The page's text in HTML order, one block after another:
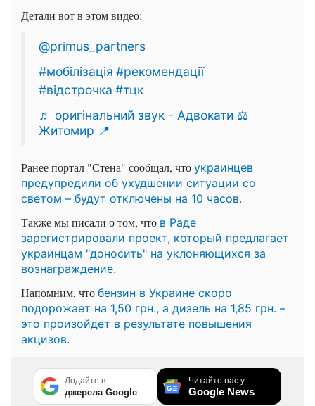
Детали вот в этом видео:
@primus_partners
#мобілізація #рекомендації
#відстрочка #тцк
♬ оригінальний звук - Адвокати ⚖️
Житомир 📍
Ранее портал "Стена" сообщал, что украинцев
предупредили об ухудшении ситуации со
светом – будут отключены на 10 часов.
Также мы писали о том, что в Раде
зарегистрировали проект, который предлагает
украинцам "доносить" на уклоняющихся за
вознаграждение.
Напомним, что бензин в Украине скоро
подорожает на 1,50 грн., а дизель на 1,85 грн. –
это произойдет в результате повышения
акцизов.
Додайте в
джерела Google
Читайте нас у
Google News